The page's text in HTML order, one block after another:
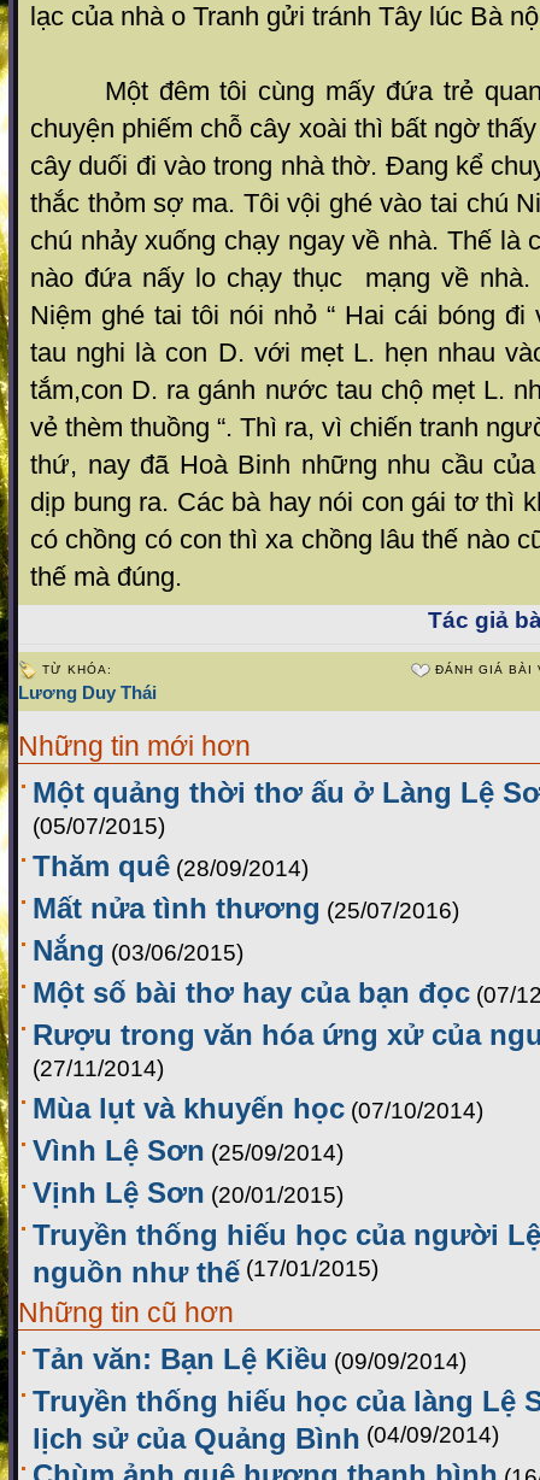
lạc của nhà o Tranh gửi tránh Tây lúc Bà
Một đêm tôi cùng mấy đứa trẻ
chuyện phiếm chỗ cây xoài thì bất ngờ
cây duối đi vào trong nhà thờ. Đang kể
thắc thỏm sợ ma. Tôi vội ghé vào tai chú
chú nhảy xuống chạy ngay về nhà. Thế là
nào đứa nấy lo chạy thục mạng về nhà.
Niệm ghé tai tôi nói nhỏ “ Hai cái bóng đi
tau nghi là con D. với mẹt L. hẹn nhau
tắm,con D. ra gánh nước tau chộ mẹt L.
vẻ thèm thuồng “. Thì ra, vì chiến tranh
thứ, nay đã Hoà Binh những nhu cầu
dịp bung ra. Các bà hay nói con gái tơ thì
có chồng có con thì xa chồng lâu thế nào
thế mà đúng.
Tác giả
TỪ KHÓA:
Lương Duy Thái
ĐÁNH GIÁ BÀI
Những tin mới hơn
Một quảng thời thơ ấu ở Làng Lệ
(05/07/2015)
Thăm quê (28/09/2014)
Mất nửa tình thương (25/07/2016)
Nắng (03/06/2015)
Một số bài thơ hay của bạn đọc (07/
Rượu trong văn hóa ứng xử của
(27/11/2014)
Mùa lụt và khuyến học (07/10/2014)
Vình Lệ Sơn (25/09/2014)
Vịnh Lệ Sơn (20/01/2015)
Truyền thống hiếu học của người
nguồn như thế (17/01/2015)
Những tin cũ hơn
Tản văn: Bạn Lệ Kiều (09/09/2014)
Truyền thống hiếu học của làng Lệ
lịch sử của Quảng Bình (04/09/2014)